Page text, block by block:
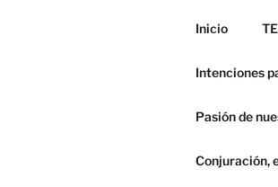
Inicio
Intenciones
Pasión de
Conjuración,